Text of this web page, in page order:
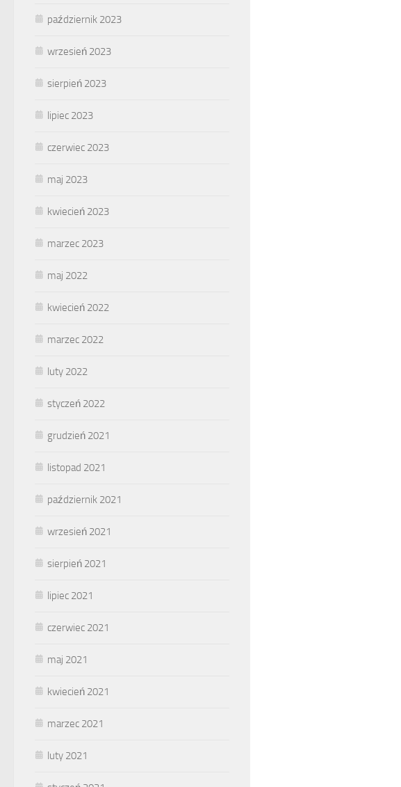
październik 2023
wrzesień 2023
sierpień 2023
lipiec 2023
czerwiec 2023
maj 2023
kwiecień 2023
marzec 2023
maj 2022
kwiecień 2022
marzec 2022
luty 2022
styczeń 2022
grudzień 2021
listopad 2021
październik 2021
wrzesień 2021
sierpień 2021
lipiec 2021
czerwiec 2021
maj 2021
kwiecień 2021
marzec 2021
luty 2021